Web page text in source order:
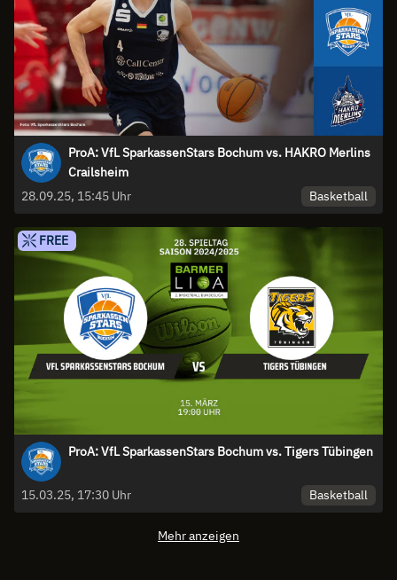
ProA: VfL SparkassenStars Bochum vs. HAKRO Merlins
Crailsheim
28.09.25, 15:45 Uhr
Basketball
FREE
ProA: VfL SparkassenStars Bochum vs. Tigers Tübingen
15.03.25, 17:30 Uhr Basketball
Mehr anzeigen